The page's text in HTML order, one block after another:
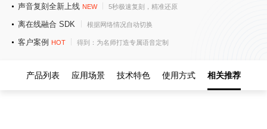
声音复刻全新上线 NEW 5秒极速复刻，精准还原
离在线融合 SDK 根据网络情况自动切换
客户案例 HOT 得到：为名师打造专属语音定制
产品列表 应用场景 技术特色 使用方式 相关推荐